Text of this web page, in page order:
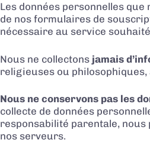
Les données personnelles
de nos formulaires de
nécessaire au service
Nous ne collectons jamais
religieuses ou
Nous ne conservons pas les
collecte de données
responsabilité parentale,
nos serveurs.